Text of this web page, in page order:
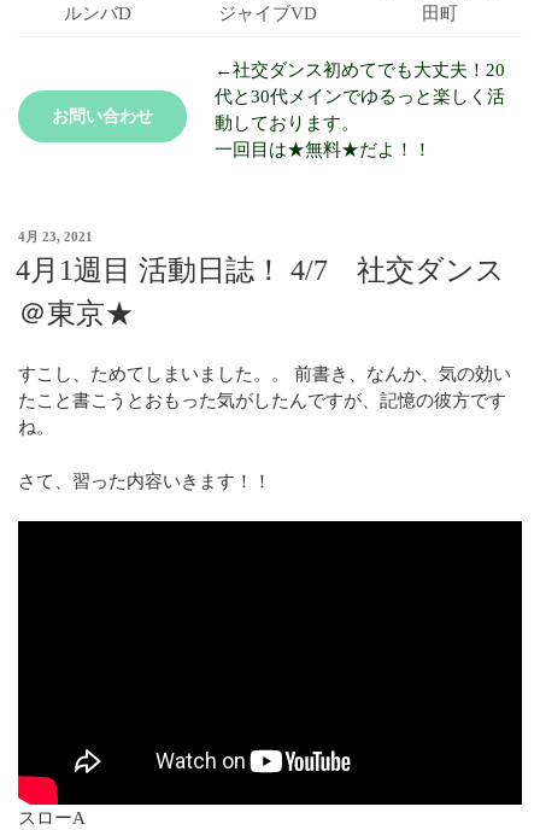
ルンバD
ジャイブVD
田町
お問い合わせ
←社交ダンス初めてでも大丈夫！20
代と30代メインでゆるっと楽しく活
動しております。
一回目は★無料★だよ！！
4月 23, 2021
4月1週目 活動日誌！ 4/7 社交ダンス
＠東京★
すこし、ためてしまいました。。 前書き、なんか、気の効い
たこと書こうとおもった気がしたんですが、記憶の彼方です
ね。
さて、習った内容いきます！！
スローA